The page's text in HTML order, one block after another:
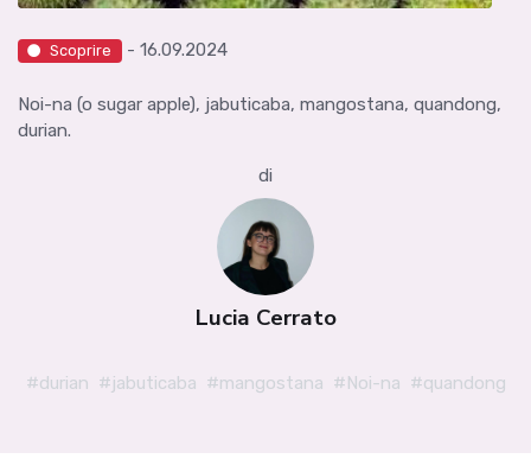
Scoprire - 16.09.2024
Noi-na (o sugar apple), jabuticaba, mangostana, quandong,
durian.
di
Lucia Cerrato
#durian #jabuticaba #mangostana #Noi-na #quandong